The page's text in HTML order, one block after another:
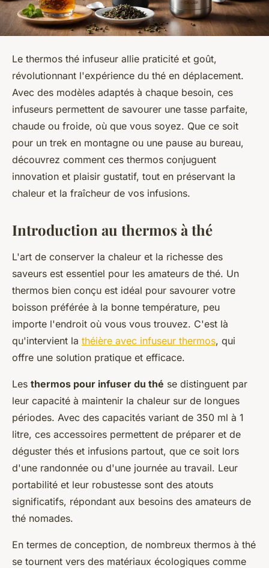
Le thermos thé infuseur allie praticité et goût,
révolutionnant l'expérience du thé en déplacement.
Avec des modèles adaptés à chaque besoin, ces
infuseurs permettent de savourer une tasse parfaite,
chaude ou froide, où que vous soyez. Que ce soit
pour un trek en montagne ou une pause au bureau,
découvrez comment ces thermos conjuguent
innovation et plaisir gustatif, tout en préservant la
chaleur et la fraîcheur de vos infusions.
Introduction au thermos à thé
L'art de conserver la chaleur et la richesse des
saveurs est essentiel pour les amateurs de thé. Un
thermos bien conçu est idéal pour savourer votre
boisson préférée à la bonne température, peu
importe l'endroit où vous vous trouvez. C'est là
qu'intervient la théière avec infuseur thermos, qui
offre une solution pratique et efficace.
Les thermos pour infuser du thé se distinguent par
leur capacité à maintenir la chaleur sur de longues
périodes. Avec des capacités variant de 350 ml à 1
litre, ces accessoires permettent de préparer et de
déguster thés et infusions partout, que ce soit lors
d'une randonnée ou d'une journée au travail. Leur
portabilité et leur robustesse sont des atouts
significatifs, répondant aux besoins des amateurs de
thé nomades.
En termes de conception, de nombreux thermos à thé
se tournent vers des matériaux écologiques comme